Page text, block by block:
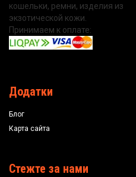
кошельки, ремни, изделия из
экзотической кожи.
Принимаем к оплате:
Додатки
Блог
Карта сайта
Стежте за нами